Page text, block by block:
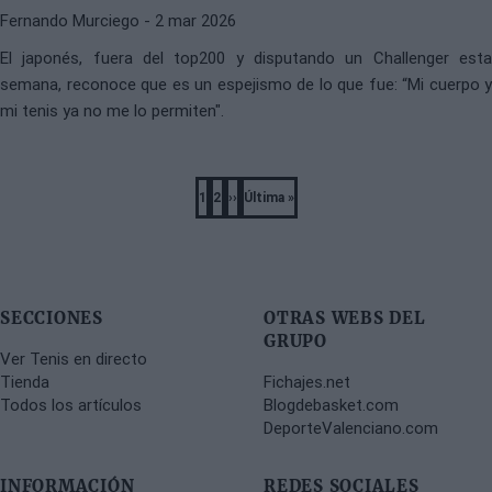
Fernando Murciego - 2 mar 2026
El japonés, fuera del top200 y disputando un Challenger esta
semana, reconoce que es un espejismo de lo que fue: “Mi cuerpo y
mi tenis ya no me lo permiten".
Página
1
Página
2
Next
››
Last
Última »
SECCIONES
Ver Tenis en directo
Tienda
Todos los artículos
OTRAS WEBS DEL
GRUPO
Fichajes.net
Blogdebasket.com
DeporteValenciano.com
INFORMACIÓN REDES SOCIALES